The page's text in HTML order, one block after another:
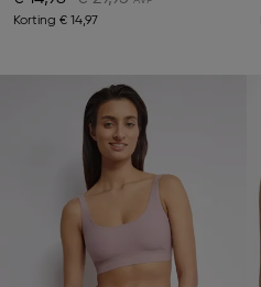
Korting € 14,97